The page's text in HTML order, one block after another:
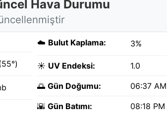
Hava Durumu
☁️ Bulut Kaplama: 3%
☀️ UV Endeksi: 1.0
🌅 Gün Doğumu: 06:37 AM
🌇 Gün Batımı: 08:18 PM